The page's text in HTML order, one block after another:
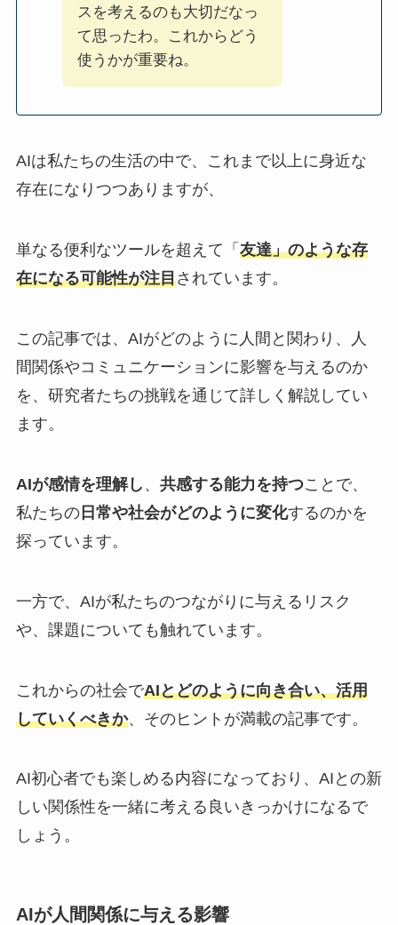
スを考えるのも大切だなっ
て思ったわ。これからどう
使うかが重要ね。
AIは私たちの生活の中で、これまで以上に身近な
存在になりつつありますが、
単なる便利なツールを超えて「 友達」のような存
在になる可能性が注目されています。
この記事では、AIがどのように人間と関わり、人
間関係やコミュニケーションに影響を与えるのか
を、研究者たちの挑戦を通じて詳しく解説してい
ます。
AIが感情を理解し 、 共感する能力を持つことで、
私たちの日常や社会がどのように変化するのかを
探っています。
一方で、AIが私たちのつながりに与えるリスク
や、課題についても触れています。
これからの社会でAIとどのように向き合い、活用
していくべきか、そのヒントが満載の記事です。
AI初心者でも楽しめる内容になっており、AIとの新
しい関係性を一緒に考える良いきっかけになるで
しょう。
AIが人間関係に与える影響